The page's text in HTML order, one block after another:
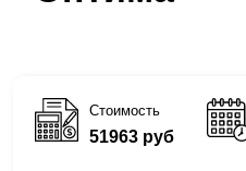
Стоимость
51963 руб